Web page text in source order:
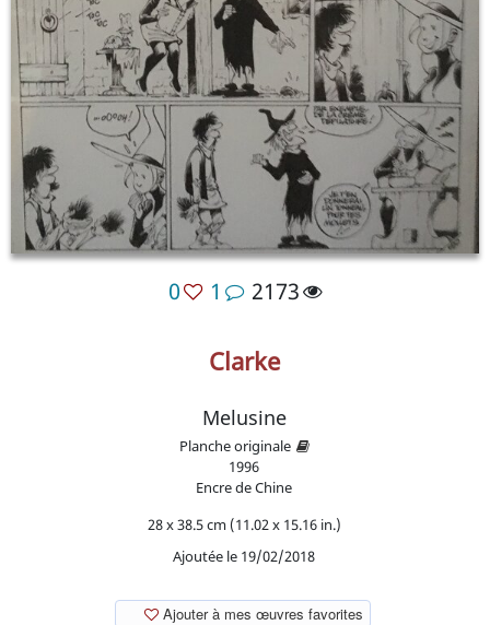
0 1 2173
Clarke
Melusine
Planche originale
1996
Encre de Chine
28 x 38.5 cm (11.02 x 15.16 in.)
Ajoutée le 19/02/2018
Ajouter à mes œuvres favorites